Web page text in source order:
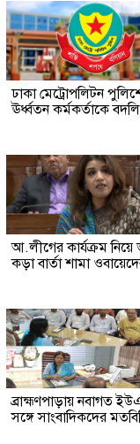
ঢাকা মেট্রোপলিটন
ঊর্ধ্বতন কর্মকর্তাকে বদলি
আ.লীগের কার্যক্রম
কড়া বার্তা শামা
ব্রাহ্মণপাড়ায় নবাগত
সঙ্গে সাংবাদিকদের